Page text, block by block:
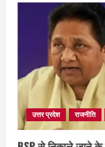
सीईओ
अनुज
चौधरी
बहाने
सरकार
को
की
का
इस
तरह
इस्तेमाल
ठीक
नहीं
…
उत्तर प्रदेश राजनीति